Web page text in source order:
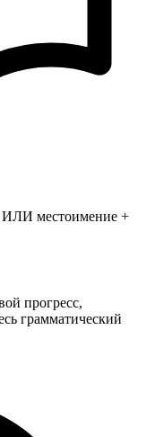
ИЛИ местоимение +
прогресс,
грамматический